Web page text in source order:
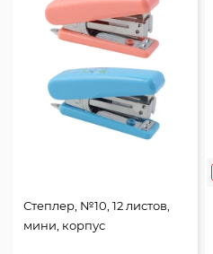
Степлер, №10, 12 листов,
мини, корпус